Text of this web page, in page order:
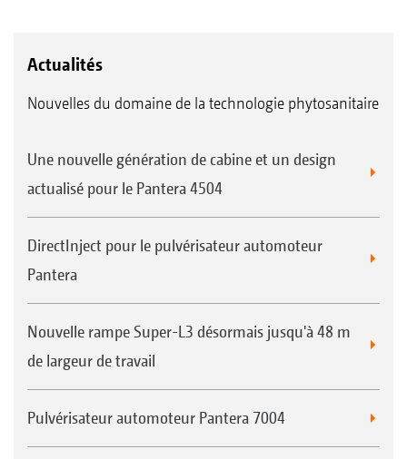
Actualités
Nouvelles du domaine de la technologie phytosanitaire
Une nouvelle génération de cabine et un design
actualisé pour le Pantera 4504
DirectInject pour le pulvérisateur automoteur
Pantera
Nouvelle rampe Super-L3 désormais jusqu'à 48 m
de largeur de travail
Pulvérisateur automoteur Pantera 7004